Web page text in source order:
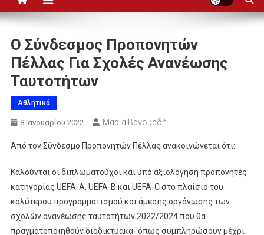
Ο Σύνδεσμος Προπονητών
Πέλλας Για Σχολές Ανανέωσης
Ταυτοτήτων
Αθλητικά
8 Ιανουαρίου 2022 Μαρία Βαγουρδή
Από τον Σύνδεσμο Προπονητών Πέλλας ανακοινώνεται ότι:
Καλούνται οι διπλωματούχοι και υπό αξιολόγηση προπονητές
κατηγορίας UEFA-Α, UEFA-B και UEFA-C στο πλαίσιο του
καλύτερου προγραμματισμού και άμεσης οργάνωσης των
σχολών ανανέωσης ταυτοτήτων 2022/2024 που θα
πραγματοποιηθούν διαδικτυακά- όπως συμπληρώσουν μέχρι